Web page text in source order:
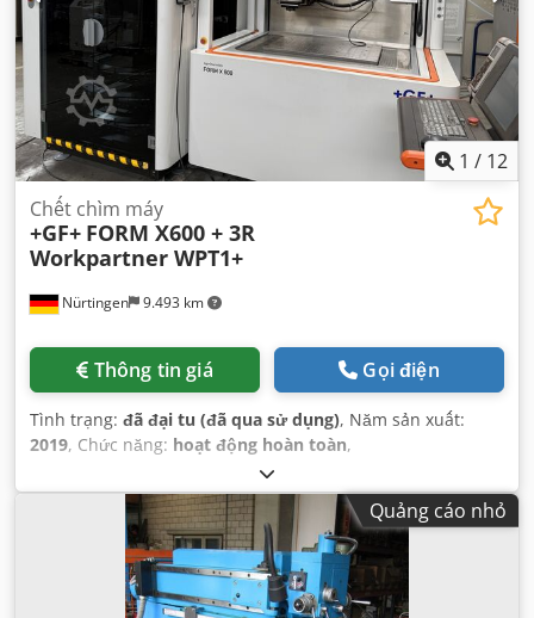
1 / 12
Nürtingen 9.493 km
Chết chìm máy
+GF+ FORM X600 + 3R
Workpartner WPT1+
Thông tin giá Gọi điện
Tình trạng: đã đại tu (đã qua sử dụng), Năm sản xuất:
2019, Chức năng: hoạt động hoàn toàn,
Quảng cáo nhỏ